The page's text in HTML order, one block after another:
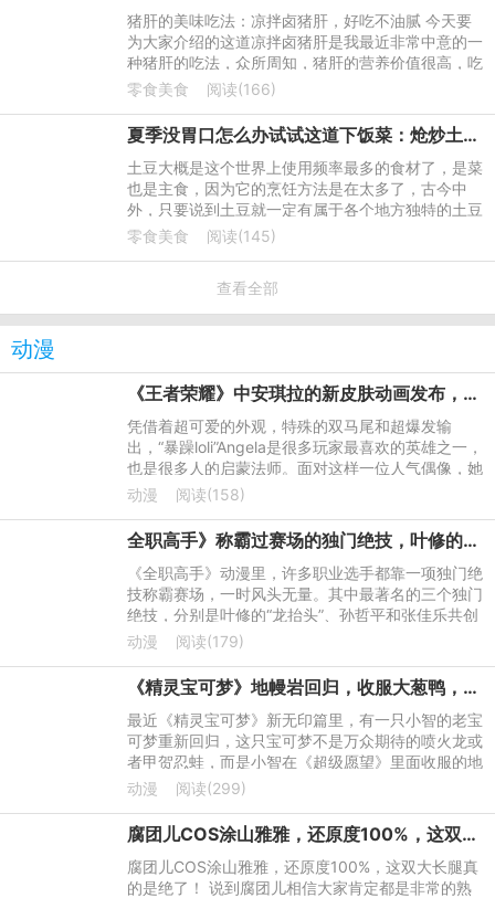
猪肝的美味吃法：凉拌卤猪肝，好吃不油腻 今天要
为大家介绍的这道凉拌卤猪肝是我最近非常中意的一
种猪肝的吃法，众所周知，猪肝的营养价值很高，吃
法也多种多样，我们可以炒猪肝或者是炖猪肝汤，凉
零食美食 阅读(166)
夏季没胃口怎么办试试这道下饭菜：炝炒土豆丝
土豆大概是这个世界上使用频率最多的食材了，是菜
也是主食，因为它的烹饪方法是在太多了，古今中
外，只要说到土豆就一定有属于各个地方独特的土豆
做法。小的时候，家里种的土豆会把长得比较小的土
零食美食 阅读(145)
查看全部
动漫
《王者荣耀》中安琪拉的新皮肤动画发布，皮肤将于近期上架
凭借着超可爱的外观，特殊的双马尾和超爆发输
出，“暴躁loli”Angela是很多玩家最喜欢的英雄之一，
也是很多人的启蒙法师。面对这样一位人气偶像，她
的皮肤动画会是什么样子？9月6日，王者荣耀正式
动漫 阅读(158)
全职高手》称霸过赛场的独门绝技，叶修的反而更容易学！
《全职高手》动漫里，许多职业选手都靠一项独门绝
技称霸赛场，一时风头无量。其中最著名的三个独门
绝技，分别是叶修的“龙抬头”、孙哲平和张佳乐共创
的“繁花血景”，以及王杰希的“魔术师打法”。其中“龙
动漫 阅读(179)
《精灵宝可梦》地幔岩回归，收服大葱鸭，小智的第六只宝可梦？
最近《精灵宝可梦》新无印篇里，有一只小智的老宝
可梦重新回归，这只宝可梦不是万众期待的喷火龙或
者甲贺忍蛙，而是小智在《超级愿望》里面收服的地
幔岩。地幔岩人气不算高，硬实力不算强，它回归并
动漫 阅读(299)
腐团儿COS涂山雅雅，还原度100%，这双大长腿真的是绝了！
腐团儿COS涂山雅雅，还原度100%，这双大长腿真
的是绝了！ 说到腐团儿相信大家肯定都是非常的熟